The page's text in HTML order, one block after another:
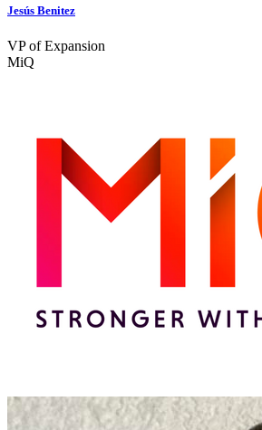
Jesús Benitez
VP of Expansion
MiQ